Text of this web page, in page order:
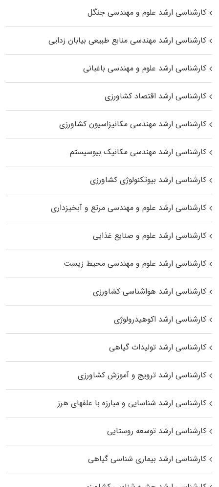
کارشناسی ارشد علوم و مهندسی جنگل
کارشناسی ارشد مهندسی منابع طبیعی بیابان زدایی
کارشناسی ارشد علوم و مهندسی باغبانی
کارشناسی ارشد اقتصاد کشاورزی
کارشناسی ارشد مهندسی مکانیزاسیون کشاورزی
کارشناسی ارشد مهندسی مکانیک بیوسیستم
کارشناسی ارشد بیوتکنولوژی کشاورزی
کارشناسی ارشد علوم و مهندسی مرتع و آبخیزداری
کارشناسی ارشد علوم و صنایع غذایی
کارشناسی ارشد علوم و مهندسی محیط زیست
کارشناسی ارشد هواشناسی کشاورزی
کارشناسی ارشد اکوهیدرولوژی
کارشناسی ارشد تولیدات گیاهی
کارشناسی ارشد ترویج و آموزش کشاورزی
کارشناسی ارشد شناسایی و مبارزه با علفهای هرز
کارشناسی ارشد توسعه روستایی
کارشناسی ارشد بیماری‌ شناسی گیاهی